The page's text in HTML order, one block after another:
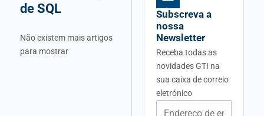
de SQL
Não existem mais artigos
para mostrar
Subscreva a
nossa
Newsletter
Receba todas as
novidades GTI na
sua caixa de correio
eletrónico